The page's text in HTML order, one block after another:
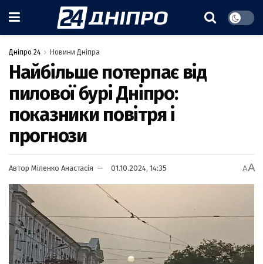
Дніпро 24 Новини Дніпра
Найбільше потерпає від
пилової бурі Дніпро:
показники повітря і
прогнози
Автор Міленко Анастасія 01.10.2024, 14:35 AA